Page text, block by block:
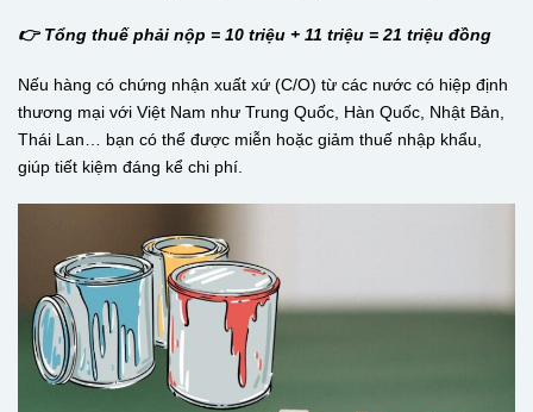
👉 Tổng thuế phải nộp = 10 triệu + 11 triệu = 21 triệu đồng
Nếu hàng có chứng nhận xuất xứ (C/O) từ các nước có hiệp định
thương mại với Việt Nam như Trung Quốc, Hàn Quốc, Nhật Bản,
Thái Lan… bạn có thể được miễn hoặc giảm thuế nhập khẩu,
giúp tiết kiệm đáng kể chi phí.